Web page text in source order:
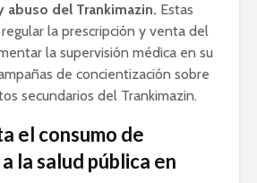
abuso del Trankimazin. Estas
la prescripción y venta del
la supervisión médica en su
de concientización sobre
secundarios del Trankimazin.
el consumo de
la salud pública en